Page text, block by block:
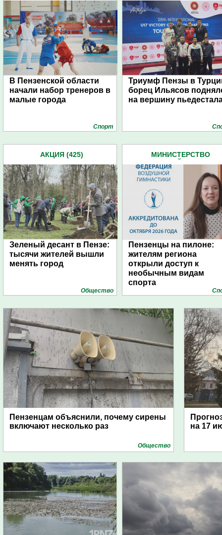
СПОРТА (496)
В Пензенской области
начали набор тренеров в
малые города
Спорт
СПОРТА (496)
Триумф Пензы в
борец Ильясов
на вершину
АКЦИЯ (425)
Зеленый десант в Пензе:
тысячи жителей вышли
менять город
Общество
МИНИСТЕРСТВО
СПОРТА (496)
Пензенцы на пилоне:
жителям региона
открыли доступ к
необычным видам
спорта
Пензенцам объяснили, почему сирены
включают несколько раз
Общество
на 17